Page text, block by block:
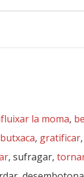
la moma,
, gratificar,
, sufragar,